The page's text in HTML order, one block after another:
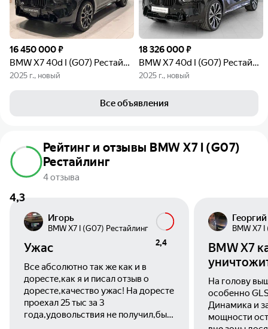
16 450 000 ₽
BMW X7 40d I (G07) Рестайлинг
2025 г., новый
18 326 000 ₽
BMW X7 40d I (G07) Рестайлинг
2025 г., новый
Все объявления
4,3
Рейтинг и отзывы BMW X7 I (G07)
Рестайлинг
4 отзыва
Игорь
BMW X7 I (G07) Рестайлинг
2,4
Ужас
Все абсолютно так же как и в
доресте,как я и писал отзыв о
доресте,качество ужас! На доресте
проехал 25 тыс за 3
года,удовольствия не получил,был
Георгий
BMW X7
BMW X7
На голову
особенно
Динамика и
мощности